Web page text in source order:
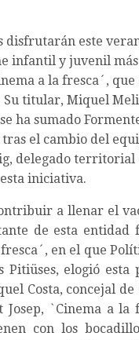
disfrutarán este
infantil y juvenil
a la fresca´,
titular, Miquel
ha sumado
el cambio del
delegado
iniciativa.
a llenar el
de esta
en el que
Pitiüses, elogió
Costa, concejal
`Cinema a la
con los